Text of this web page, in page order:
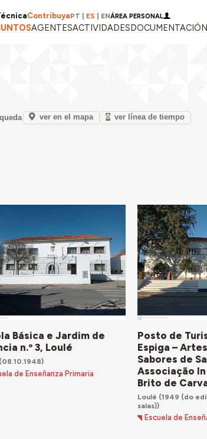
ContribuyaPT ES ENÁREA PERSONAL
AGENTESACTIVIDADESDOCUMENTACIÓN
ver en el mapa ver línea de tiempo
Básica e Jardim de
n.º 3, Loulé
(08.10.1948)
de Enseñanza Primaria
Posto de
Espiga –
Sabores de
Associação
Brito de
Loulé (1949 (do
salas))
Escuela de